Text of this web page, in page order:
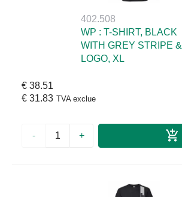
402.508
WP : T-SHIRT, BLACK
WITH GREY STRIPE &
LOGO, XL
€ 38.51
€ 31.83 TVA exclue
- +